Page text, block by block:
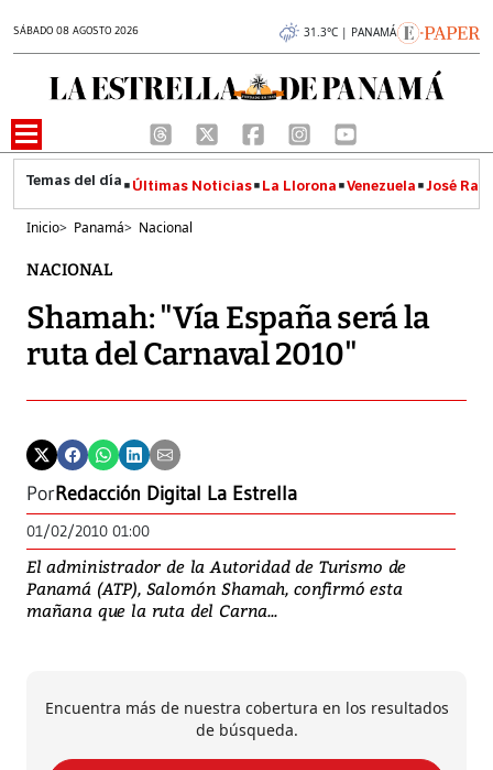
SÁBADO 08 AGOSTO 2026 31.3°C | PANAMÁ
Últimas Noticias La Llorona Venezuela José
Inicio> Panamá> Nacional
NACIONAL
Shamah: "Vía España será la
ruta del Carnaval 2010"
PorRedacción Digital La Estrella
01/02/2010 01:00
El administrador de la Autoridad de Turismo de
Panamá (ATP), Salomón Shamah, confirmó esta
mañana que la ruta del Carna...
Encuentra más de nuestra cobertura en los resultados
de búsqueda.